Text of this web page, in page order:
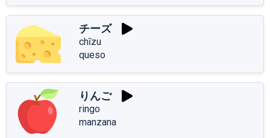
チーズ
chīzu
queso
りんご
ringo
manzana